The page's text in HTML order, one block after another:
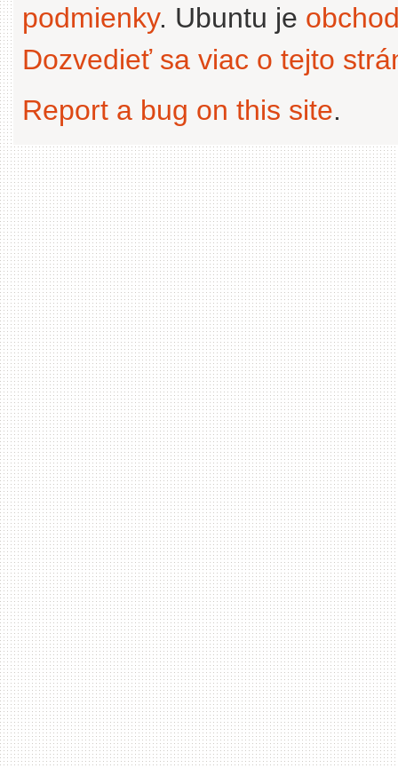
podmienky. Ubuntu je
Dozvedieť sa viac o tejto
Report a bug on this site.